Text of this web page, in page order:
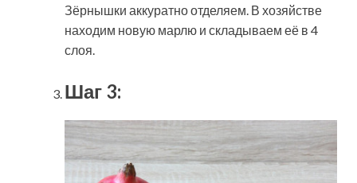
Зёрнышки аккуратно отделяем. В хозяйстве
находим новую марлю и складываем её в 4
слоя.
Шаг 3: